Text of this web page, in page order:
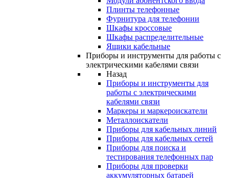
Плинты телефонные
Фурнитура для телефонии
Шкафы кроссовые
Шкафы распределительные
Ящики кабельные
Приборы и инструменты для работы с
электрическими кабелями связи
Назад
Приборы и инструменты для
работы с электрическими
кабелями связи
Маркеры и маркероискатели
Металлоискатели
Приборы для кабельных линий
Приборы для кабельных сетей
Приборы для поиска и
тестирования телефонных пар
Приборы для проверки
аккумуляторных батарей